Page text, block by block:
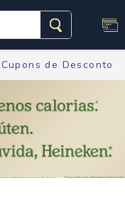
Cupons de Desconto